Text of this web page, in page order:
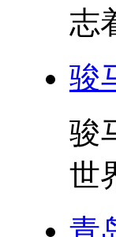
志
骏
骏
世
青